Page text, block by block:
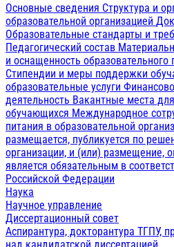
Основные сведения Структура и
образовательной организацией
Образовательные стандарты и
Педагогический состав
и оснащенность
Стипендии и меры поддержки
образовательные услуги
деятельность Вакантные места
обучающихся Международное
питания в образовательной
размещается, публикуется по
организации, и (или) размещение,
является обязательным в
Российской Федерации
Наука
Научное управление
Диссертационный совет
Аспирантура, докторантура ТГПУ,